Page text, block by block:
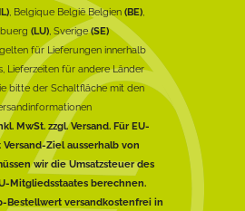
, Belgique België Belgien (BE),
(LU), Sverige(SE)
für Lieferungen innerhalb
Lieferzeiten für andere Länder
bitte der Schaltfläche mit den
MwSt. zzgl. Versand. Für EU-
Ziel ausserhalb von
wir die Umsatzsteuer des
Mitgliedsstaates berechnen.
Bestellwert versandkostenfrei in